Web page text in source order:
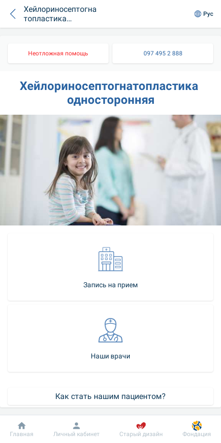
Хейлориносептогна
топластика
односторонняя
Рус
Неотложная помощь 097 495 2 888
Хейлориносептогнатопластика
односторонняя
Запись на прием
Наши врачи
Как стать нашим пациентом?
Контакт-центр
Добробут Информация Пациенту
Главная Личный кабинет Старый дизайн Фондация